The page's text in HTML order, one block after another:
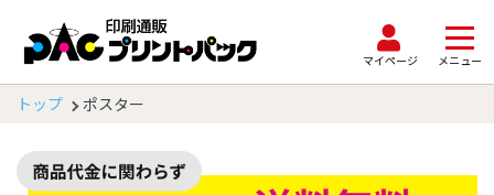
マイページ メニュー
トップ ポスター